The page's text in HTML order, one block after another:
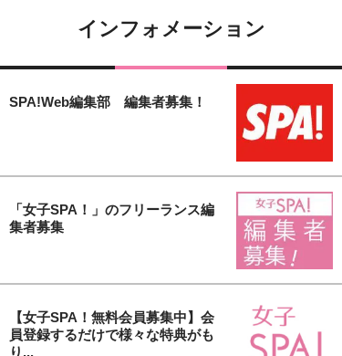
インフォメーション
SPA!Web編集部 編集者募集！
「女子SPA！」のフリーランス編
集者募集
【女子SPA！無料会員募集中】会
員登録するだけで様々な特典がも
り...